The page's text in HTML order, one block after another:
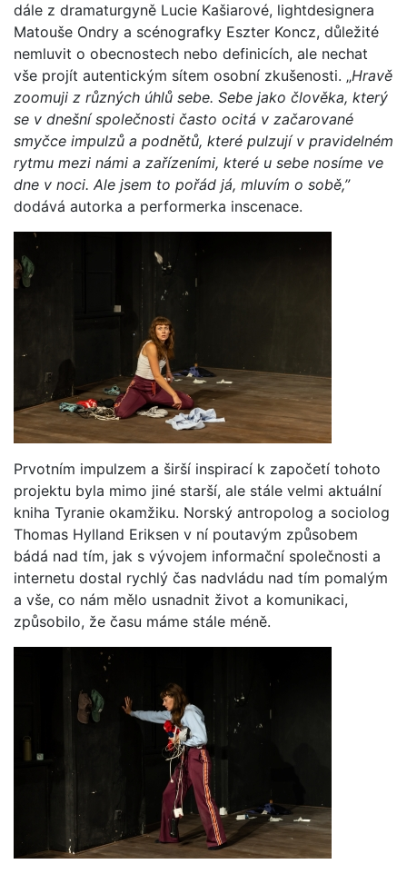
dále z dramaturgyně Lucie Kašiarové, lightdesignera
Matouše Ondry a scénografky Eszter Koncz, důležité
nemluvit o obecnostech nebo definicích, ale nechat
vše projít autentickým sítem osobní zkušenosti. „Hravě
zoomuji z různých úhlů sebe. Sebe jako člověka, který
se v dnešní společnosti často ocitá v začarované
smyčce impulzů a podnětů, které pulzují v pravidelném
rytmu mezi námi a zařízeními, které u sebe nosíme ve
dne v noci. Ale jsem to pořád já, mluvím o sobě,”
dodává autorka a performerka inscenace.
Prvotním impulzem a širší inspirací k započetí tohoto
projektu byla mimo jiné starší, ale stále velmi aktuální
kniha Tyranie okamžiku. Norský antropolog a sociolog
Thomas Hylland Eriksen v ní poutavým způsobem
bádá nad tím, jak s vývojem informační společnosti a
internetu dostal rychlý čas nadvládu nad tím pomalým
a vše, co nám mělo usnadnit život a komunikaci,
způsobilo, že času máme stále méně.